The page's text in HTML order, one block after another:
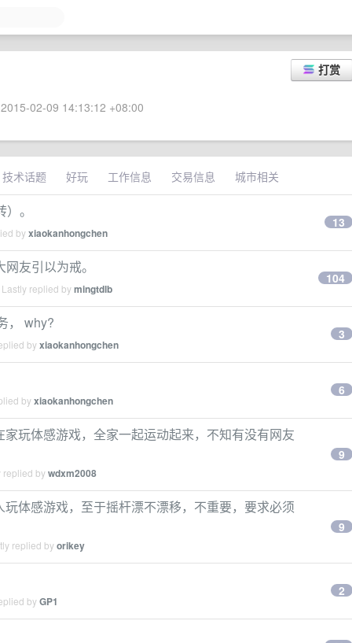
打赏
02-09 14:13:12 +08:00
技术话题 好玩 工作信息 交易信息 城市相关
。
byxiaokanhongchen
13
友引以为戒。
replied bymingtdlb
104
， why?
byxiaokanhongchen
3
byxiaokanhongchen
6
玩体感游戏，全家一起运动起来，不知有没有网友
bywdxm2008
9
体感游戏，至于摇杆漂不漂移，不重要，要求必须
replied byorikey
9
byGP1
2